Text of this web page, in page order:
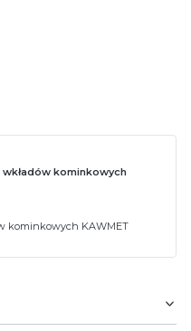
kominkowych
kominkowych KAWMET